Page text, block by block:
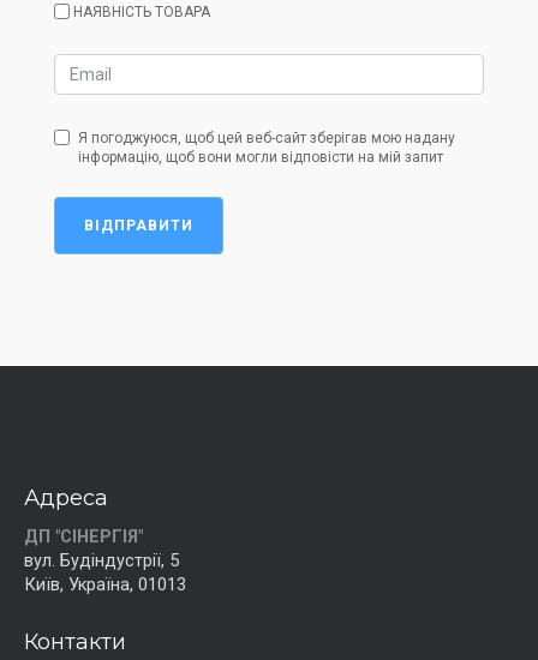
НАЯВНІСТЬ ТОВАРА
Я погоджуюся, щоб цей веб-сайт зберігав мою надану
інформацію, щоб вони могли відповісти на мій запит
ВІДПРАВИТИ
Адреса
ДП "СІНЕРГІЯ"
вул. Будіндустрії, 5
Київ, Україна, 01013
Контакти